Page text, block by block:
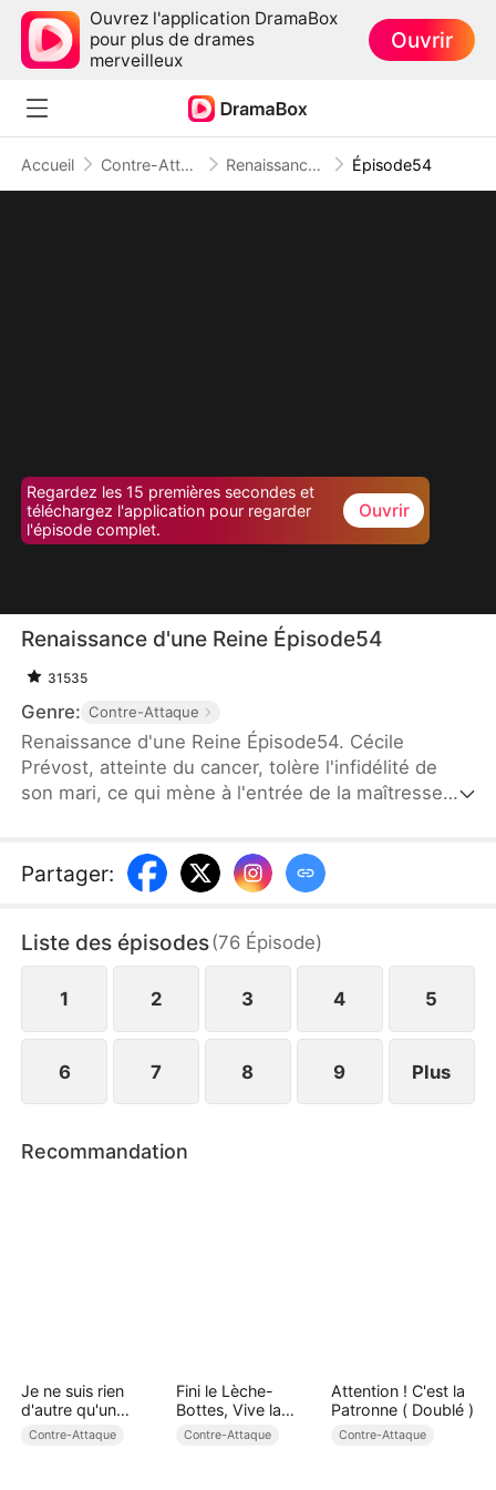
Ouvrez l'application DramaBox
pour plus de drames
merveilleux
Ouvrir
Accueil Contre-Attaque Renaissance d'une Reine Épisode54
Regardez les 15 premières secondes et
téléchargez l'application pour regarder
l'épisode complet.
Ouvrir
Renaissance d'une Reine Épisode54
31535
Genre: Contre-Attaque
Renaissance d'une Reine Épisode54. Cécile
Prévost, atteinte du cancer, tolère l'infidélité de
son mari, ce qui mène à l'entrée de la maîtresse
nouvelle vie, elle combat la maîtresse, affronte son
mari et se concentre sur sa carrière, surmontant
chapitre de sa vie.
Partager:
Liste des épisodes(76 Épisode)
1 2 3 4 5
6 7 8 9 Plus
Recommandation
Je ne suis rien
d'autre qu'un
mortel ( Doublé )
Contre-Attaque
Fini le Lèche-
Bottes, Vive la
Richesse ( Doublé )
Contre-Attaque
Attention ! C'est la
Patronne ( Doublé )
Contre-Attaque